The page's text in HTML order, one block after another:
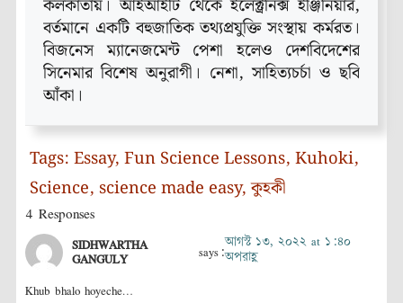
কলকাতায়। আইআইটি থেকে ইলেক্ট্রনিক্স ইঞ্জিনিয়ার,
বর্তমানে একটি বহুজাতিক তথ্যপ্রযুক্তি সংস্থায় কর্মরত।
বিজনেস ম্যানেজমেন্ট পেশা হলেও দেশবিদেশের
সিনেমার বিশেষ অনুরাগী। নেশা, সাহিত্যচর্চা ও ছবি
আঁকা।
Tags: Essay, Fun Science Lessons, Kuhoki,
Science, science made easy,কুহকী
4 Responses
SIDHWARTHA
GANGULY says:
আগস্ট ১৩, ২০২২ at ১:৪০
অপরাহ্ণ
Khub bhalo hoyeche…